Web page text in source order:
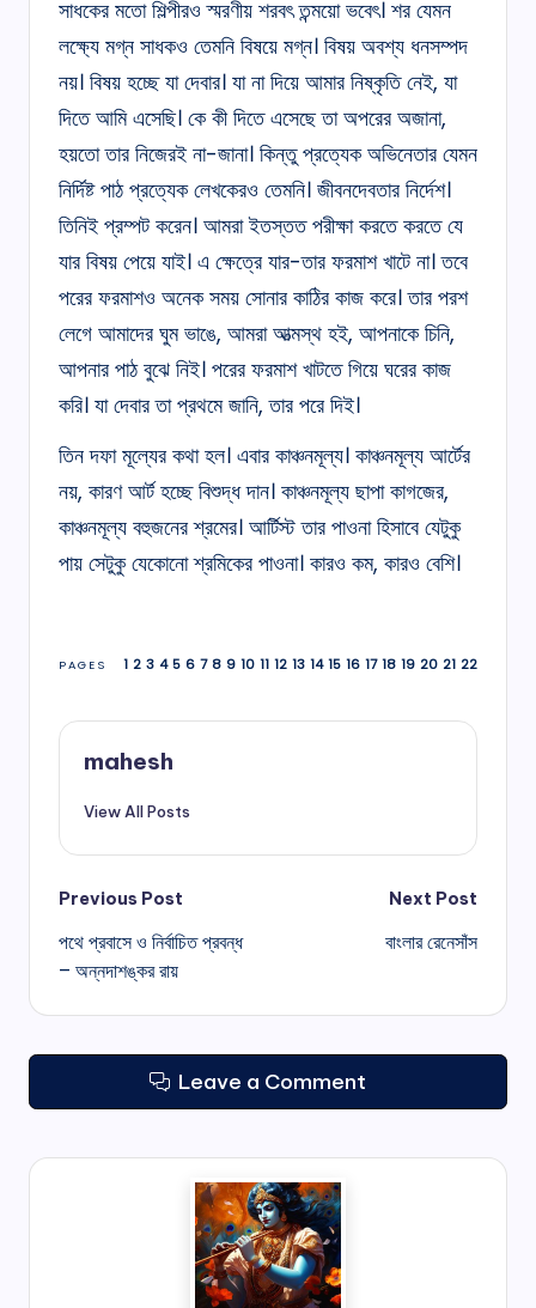
সাধকের মতো শিল্পীরও স্মরণীয় শরবৎ তন্ময়ো ভবেৎ। শর যেমন
লক্ষ্যে মগ্ন সাধকও তেমনি বিষয়ে মগ্ন। বিষয় অবশ্য ধনসম্পদ
নয়। বিষয় হচ্ছে যা দেবার। যা না দিয়ে আমার নিষ্কৃতি নেই, যা
দিতে আমি এসেছি। কে কী দিতে এসেছে তা অপরের অজানা,
হয়তো তার নিজেরই না-জানা। কিন্তু প্রত্যেক অভিনেতার যেমন
নির্দিষ্ট পাঠ প্রত্যেক লেখকেরও তেমনি। জীবনদেবতার নির্দেশ।
তিনিই প্রম্পট করেন। আমরা ইতস্তত পরীক্ষা করতে করতে যে
যার বিষয় পেয়ে যাই। এ ক্ষেত্রে যার-তার ফরমাশ খাটে না। তবে
পরের ফরমাশও অনেক সময় সোনার কাঠির কাজ করে। তার পরশ
লেগে আমাদের ঘুম ভাঙে, আমরা আত্মস্থ হই, আপনাকে চিনি,
আপনার পাঠ বুঝে নিই। পরের ফরমাশ খাটতে গিয়ে ঘরের কাজ
করি। যা দেবার তা প্রথমে জানি, তার পরে দিই।
তিন দফা মূল্যের কথা হল। এবার কাঞ্চনমূল্য। কাঞ্চনমূল্য আর্টের
নয়, কারণ আর্ট হচ্ছে বিশুদ্ধ দান। কাঞ্চনমূল্য ছাপা কাগজের,
কাঞ্চনমূল্য বহুজনের শ্রমের। আর্টিস্ট তার পাওনা হিসাবে যেটুকু
পায় সেটুকু যেকোনো শ্রমিকের পাওনা। কারও কম, কারও বেশি।
PAGES 1 2 3 4 5 6 7 8 9 10 11 12 13 14 15 16 17 18 19 20 21 22
mahesh
View All Posts
Post
navigation
Previous Post
পথে প্রবাসে ও নির্বাচিত প্রবন্ধ
– অন্নদাশঙ্কর রায়
Next Post
বাংলার রেনেসাঁস
Leave a Comment